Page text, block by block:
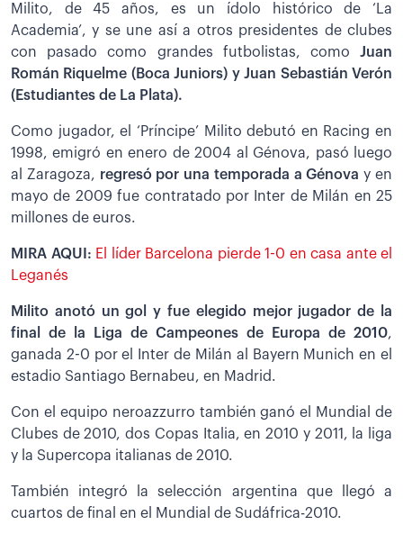
Milito, de 45 años, es un ídolo histórico de ‘La
Academia’, y se une así a otros presidentes de clubes
con pasado como grandes futbolistas, como Juan
Román Riquelme (Boca Juniors) y Juan Sebastián Verón
(Estudiantes de La Plata).
Como jugador, el ‘Príncipe’ Milito debutó en Racing en
1998, emigró en enero de 2004 al Génova, pasó luego
al Zaragoza, regresó por una temporada a Génova y en
mayo de 2009 fue contratado por Inter de Milán en 25
millones de euros.
MIRA AQUI: El líder Barcelona pierde 1-0 en casa ante el
Leganés
Milito anotó un gol y fue elegido mejor jugador de la
final de la Liga de Campeones de Europa de 2010,
ganada 2-0 por el Inter de Milán al Bayern Munich en el
estadio Santiago Bernabeu, en Madrid.
Con el equipo neroazzurro también ganó el Mundial de
Clubes de 2010, dos Copas Italia, en 2010 y 2011, la liga
y la Supercopa italianas de 2010.
También integró la selección argentina que llegó a
cuartos de final en el Mundial de Sudáfrica-2010.